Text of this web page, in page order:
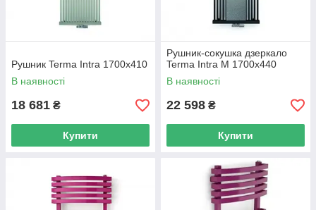
Рушник Terma Intra 1700х410
В наявності
18 681 ₴
Купити
Рушник-сокушка дзеркало
Terma Intra M 1700х440
В наявності
22 598 ₴
Купити